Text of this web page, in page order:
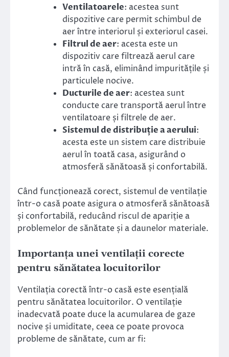
Ventilatoarele: acestea sunt
dispozitive care permit schimbul de
aer între interiorul și exteriorul casei.
Filtrul de aer: acesta este un
dispozitiv care filtrează aerul care
intră în casă, eliminând impuritățile și
particulele nocive.
Ducturile de aer: acestea sunt
conducte care transportă aerul între
ventilatoare și filtrele de aer.
Sistemul de distribuție a aerului:
acesta este un sistem care distribuie
aerul în toată casa, asigurând o
atmosferă sănătoasă și confortabilă.
Când funcționează corect, sistemul de ventilație
într-o casă poate asigura o atmosferă sănătoasă
și confortabilă, reducând riscul de apariție a
problemelor de sănătate și a daunelor materiale.
Importanța unei ventilații corecte
pentru sănătatea locuitorilor
Ventilația corectă într-o casă este esențială
pentru sănătatea locuitorilor. O ventilație
inadecvată poate duce la acumularea de gaze
nocive și umiditate, ceea ce poate provoca
probleme de sănătate, cum ar fi: